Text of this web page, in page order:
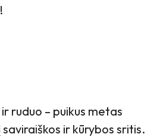
ruduo – puikus metas
ir kūrybos sritis.